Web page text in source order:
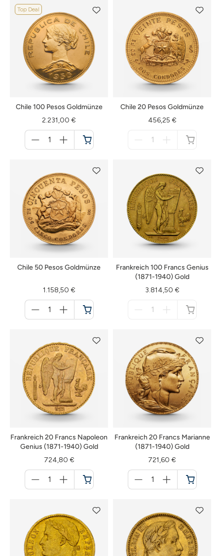
Top Deal
Chile 100 Pesos Goldmünze
2.231,00 €
für
Warenkorb
Chile 20 Pesos Goldmünze
456,25 €
Chile 50 Pesos Goldmünze
1.158,50 €
für
Warenkorb
Frankreich 100 Francs Genius
(1871-1940) Gold
3.814,50 €
Frankreich 20 Francs Napoleon
Genius (1871-1940) Gold
724,80 €
für
Warenkorb
Frankreich 20 Francs Marianne
(1871-1940) Gold
721,60 €
für
Warenkorb